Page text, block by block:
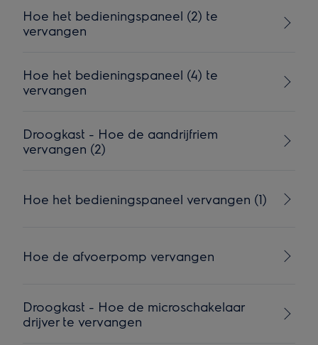
Hoe het bedieningspaneel (2) te
vervangen
Hoe het bedieningspaneel (4) te
vervangen
Droogkast - Hoe de aandrijfriem
vervangen (2)
Hoe het bedieningspaneel vervangen (1)
Hoe de afvoerpomp vervangen
Droogkast - Hoe de microschakelaar
drijver te vervangen